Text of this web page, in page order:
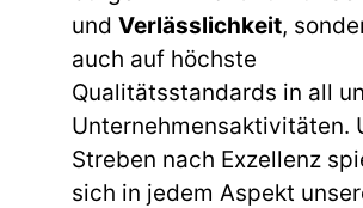
und Verlässlichkeit,
auch auf höchste
Qualitätsstandards in all
Unternehmensaktivitäten.
Streben nach Exzellenz
sich in jedem Aspekt